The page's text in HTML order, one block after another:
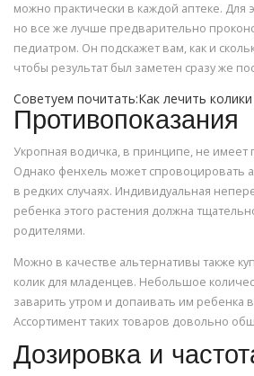
можно практически в каждой аптеке. Для
но все же лучше предварительно
педиатром. Он подскажет вам, как и
чтобы результат был заметен сразу же
Советуем почитать:Как лечить
Противопоказания
Укропная водичка, в принципе, не имеет
Однако фенхель может спровоцировать
в редких случаях. Индивидуальная
ребенка этого растения должна
родителями.
Можно в качестве альтернативы также
колик для младенцев. Небольшое
заварить утром и допаивать им ребенка
Ассортимент таких товаров довольно
Дозировка и